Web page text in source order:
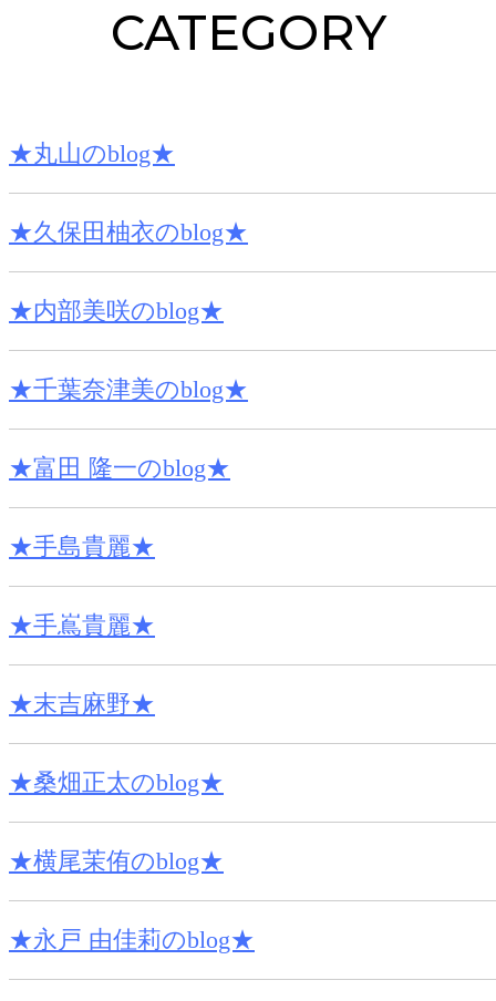
CATEGORY
★丸山のblog★
★久保田柚衣のblog★
★内部美咲のblog★
★千葉奈津美のblog★
★富田 隆一のblog★
★手島貴麗★
★手嶌貴麗★
★末吉麻野★
★桑畑正太のblog★
★横尾茉侑のblog★
★永戸 由佳莉のblog★